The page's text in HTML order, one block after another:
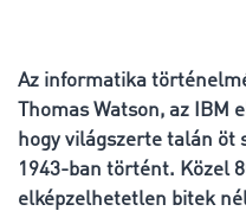
Az informatika
Thomas Watson, az
hogy világszerte talán öt
1943-ban történt. Közel
elképzelhetetlen bitek